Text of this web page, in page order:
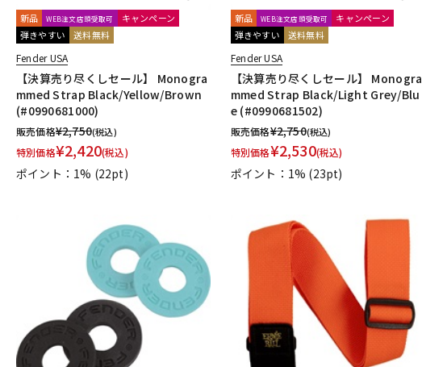
L.R.Baggs La Bella LAKLAND LAMANTA Lao Qi LAVA MUSIC
Magna Cart
Magslide Manikin Electronic
MJC Ironworks
MODERN PIRATES MOGAMI
NAZCA
NAZCA STRAP Neotech NIKKO(日工精機) No Brand
O-R
OFFICIAL EDWARD VAN HALEN MINI GUITARS Oihata ONE PERCENT
Performance
PICK BOY PICK PUNCH
R.Cocco
Rattlesnake Cable Raw Vintage RENEGADE
RIVER FORD
Roadie ROCHE-THOMAS Roland ROMBO
Seymour Duncan
Shadow SHRED NECK SHUBB SILENT PICK SIT
Spanish Moon
SpiceNote Spider Capo Stack STARTECH
TAMA TAURUS ARMY TAYLOR tc electronic
Tom Anderson
TOMBO Tone Toneism Pickups TonePros
Van Damme Vega-Trem VeroCity Effects Pedals VIBRAMATE Vigier
WHITEFEATHER
Wilkinson Worth
新品 WEB注文店頭受取可
キャンペーン
弾きやすい
送料無料
Fender USA
【決算売り尽くしセール】 Monogra
mmed Strap Black/Yellow/Brown
(#0990681000)
販売価格¥2,750(税込)
特別価格¥2,420(税込)
ポイント：1% (22pt)
新品 WEB注文店頭受取可
キャンペーン
弾きやすい
送料無料
Fender USA
【決算売り尽くしセール】 Monogra
mmed Strap Black/Light Grey/Blu
e (#0990681502)
販売価格¥2,750(税込)
特別価格¥2,530(税込)
ポイント：1% (23pt)